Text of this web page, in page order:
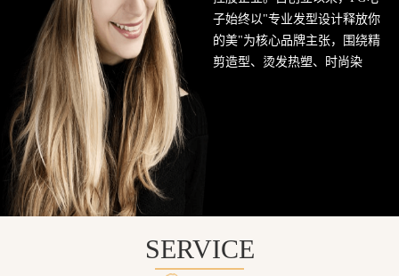
方
网
站
子始终以"专业发型设计释放你
的美"为核心品牌主张，围绕精
剪造型、烫发热塑、时尚染
SERVICE